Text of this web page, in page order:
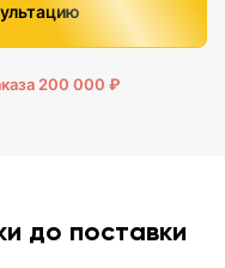
200 000 ₽
до поставки